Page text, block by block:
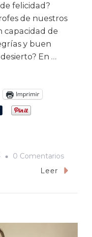
felicidad?
de nuestros
capacidad de
y buen
En …
Imprimir
0 ComentariosEn
Lo
Leer